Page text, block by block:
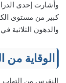
وأشارت إحدى
والدهون الثلاثية في الدم
الوقاية
النقرس من